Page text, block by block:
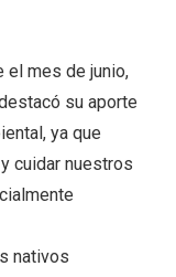
el mes de junio,
su aporte
ya que
cuidar nuestros
nativos